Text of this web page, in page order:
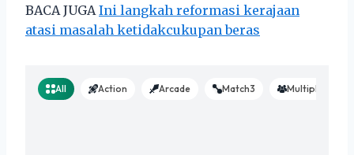
BACA JUGAIni langkah reformasi kerajaan
atasi masalah ketidakcukupan beras